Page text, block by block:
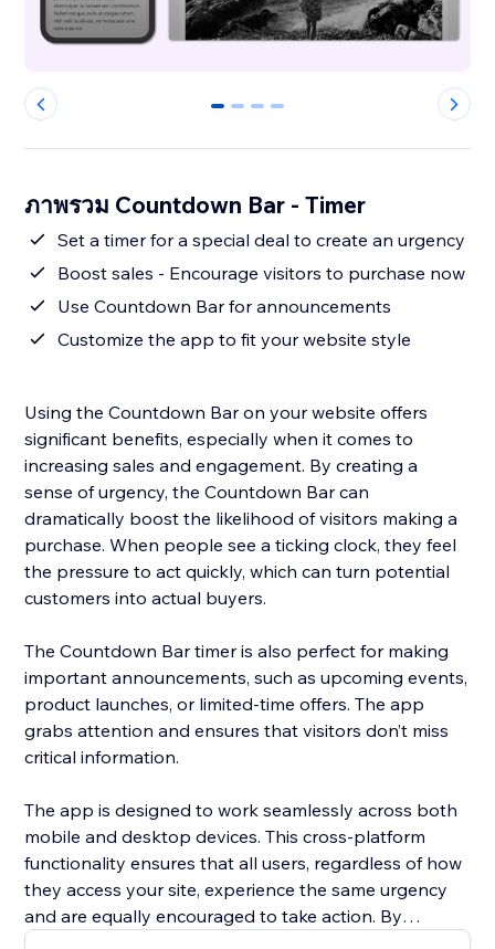
0 1 2 3
ภาพรวม Countdown Bar - Timer
Set a timer for a special deal to create an urgency
Boost sales - Encourage visitors to purchase now
Use Countdown Bar for announcements
Customize the app to fit your website style
Using the Countdown Bar on your website offers
significant benefits, especially when it comes to
increasing sales and engagement. By creating a
sense of urgency, the Countdown Bar can
dramatically boost the likelihood of visitors making a
purchase. When people see a ticking clock, they feel
the pressure to act quickly, which can turn potential
customers into actual buyers.
The Countdown Bar timer is also perfect for making
important announcements, such as upcoming events,
product launches, or limited-time offers. The app
grabs attention and ensures that visitors don’t miss
critical information.
The app is designed to work seamlessly across both
mobile and desktop devices. This cross-platform
functionality ensures that all users, regardless of how
they access your site, experience the same urgency
and are equally encouraged to take action. By